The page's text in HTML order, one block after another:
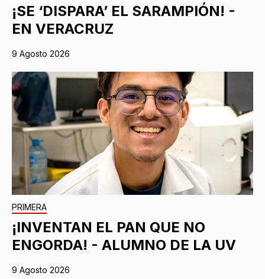
¡SE ‘DISPARA’ EL SARAMPIÓN! -
EN VERACRUZ
9 Agosto 2026
PRIMERA
¡INVENTAN EL PAN QUE NO
ENGORDA! - ALUMNO DE LA UV
9 Agosto 2026